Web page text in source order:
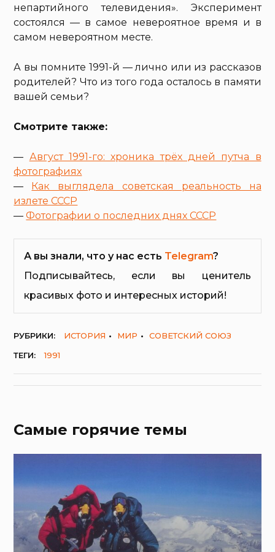
непартийного телевидения». Эксперимент
состоялся — в самое невероятное время и в
самом невероятном месте.
А вы помните 1991-й — лично или из рассказов
родителей? Что из того года осталось в памяти
вашей семьи?
Смотрите также:
— Август 1991-го: хроника трёх дней путча в
фотографиях
—
Как выглядела советская реальность на
излете СССР
—Фотографии о последних днях СССР
А вы знали, что у нас есть Telegram?
Подписывайтесь, если вы ценитель
красивых фото и интересных историй!
РУБРИКИ: ИСТОРИЯ МИР
СОВЕТСКИЙ СОЮЗ
ТЕГИ:
1991
Самые горячие темы